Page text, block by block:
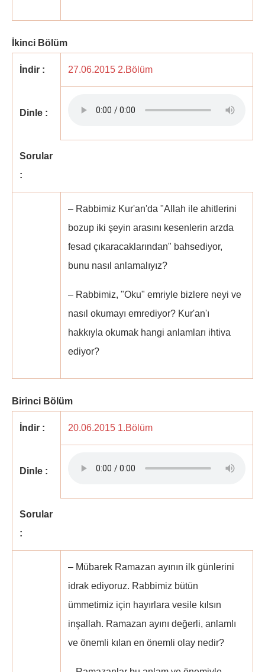
İkinci Bölüm
İndir : 27.06.2015 2.Bölüm
Dinle :
Sorular
:
– Rabbimiz Kur'an'da "Allah ile ahitlerini
bozup iki şeyin arasını kesenlerin arzda
fesad çıkaracaklarından" bahsediyor,
bunu nasıl anlamalıyız?
– Rabbimiz, "Oku" emriyle bizlere neyi ve
nasıl okumayı emrediyor? Kur'an'ı
hakkıyla okumak hangi anlamları ihtiva
ediyor?
Birinci Bölüm
İndir : 20.06.2015 1.Bölüm
Dinle :
Sorular
:
– Mübarek Ramazan ayının ilk günlerini
idrak ediyoruz. Rabbimiz bütün
ümmetimiz için hayırlara vesile kılsın
inşallah. Ramazan ayını değerli, anlamlı
ve önemli kılan en önemli olay nedir?